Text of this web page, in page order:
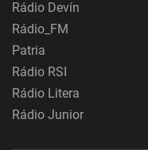
Rádio Devín
Rádio_FM
Patria
Rádio RSI
Rádio Litera
Rádio Junior